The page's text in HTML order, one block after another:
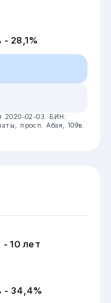
- 28,1%
2020-02-03. БИН:
просп. Абая, 109в.
- 10 лет
- 34,4%